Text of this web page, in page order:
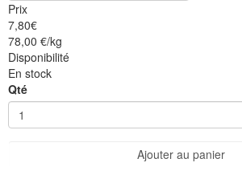
Prix
7,80€
78,00 €/kg
Disponibilité
En stock
Qté
Ajouter au panier